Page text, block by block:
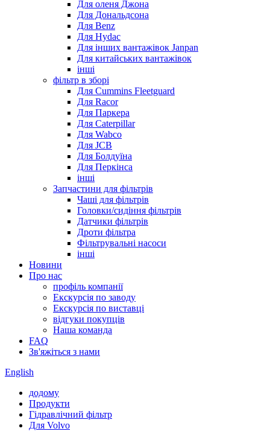
Для оленя Джона
Для Дональдсона
Для Benz
Для Hydac
Для інших вантажівок Janpan
Для китайських вантажівок
інші
фільтр в зборі
Для Cummins Fleetguard
Для Racor
Для Паркера
Для Caterpillar
Для Wabco
Для JCB
Для Болдуїна
Для Перкінса
інші
Запчастини для фільтрів
Чаші для фільтрів
Головки/сидіння фільтрів
Датчики фільтрів
Дроти фільтра
Фільтрувальні насоси
інші
Новини
Про нас
профіль компанії
Екскурсія по заводу
Екскурсія по виставці
відгуки покупців
Наша команда
FAQ
Зв'яжіться з нами
English
додому
Продукти
Гідравлічний фільтр
Для Volvo